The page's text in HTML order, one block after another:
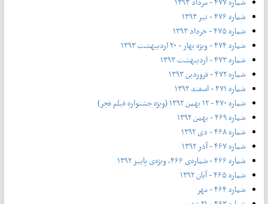
شماره ۴۷۶ - تیر ۱۳۹۳
شماره ۴۷۵ - خرداد ۱۳۹۳
شماره ۴۷۴ - ویژه بهار - ۲۰ اردیبهشت ۱۳۹۳
شماره ۴۷۳ - اردیبهشت ۱۳۹۳
شماره ۴۷۲ - فروردین ۱۳۹۳
شماره ۴۷۱ - اسفند ۱۳۹۲
شماره ۴۷۰ - ۱۲ بهمن ۱۳۹۲ (ویژه جشنواره فیلم فجر)
شماره ۴۶۹ - بهمن ۱۳۹۲
شماره ۴۶۸ - دی ۱۳۹۲
شماره ۴۶۷ - آذر ۱۳۹۲
شماره ۴۶۶ - شماره‌ی ۴۶۶، ویژه‌ی پاییز ۱۳۹۲
شماره ۴۶۵ - آبان ۱۳۹۲
شماره ۴۶۴ - مهر